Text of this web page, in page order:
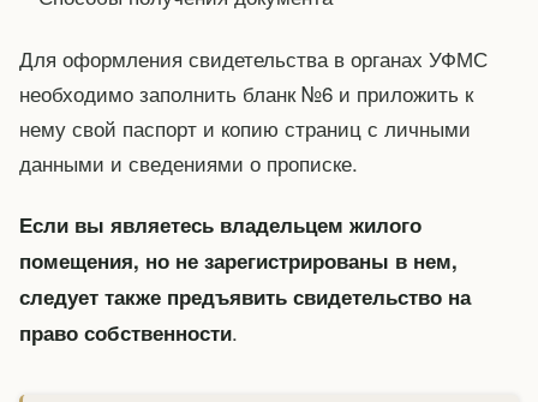
Для оформления свидетельства в органах УФМС
необходимо заполнить бланк №6 и приложить к
нему свой паспорт и копию страниц с личными
данными и сведениями о прописке.
Если вы являетесь владельцем жилого
помещения, но не зарегистрированы в нем,
следует также предъявить свидетельство на
право собственности.